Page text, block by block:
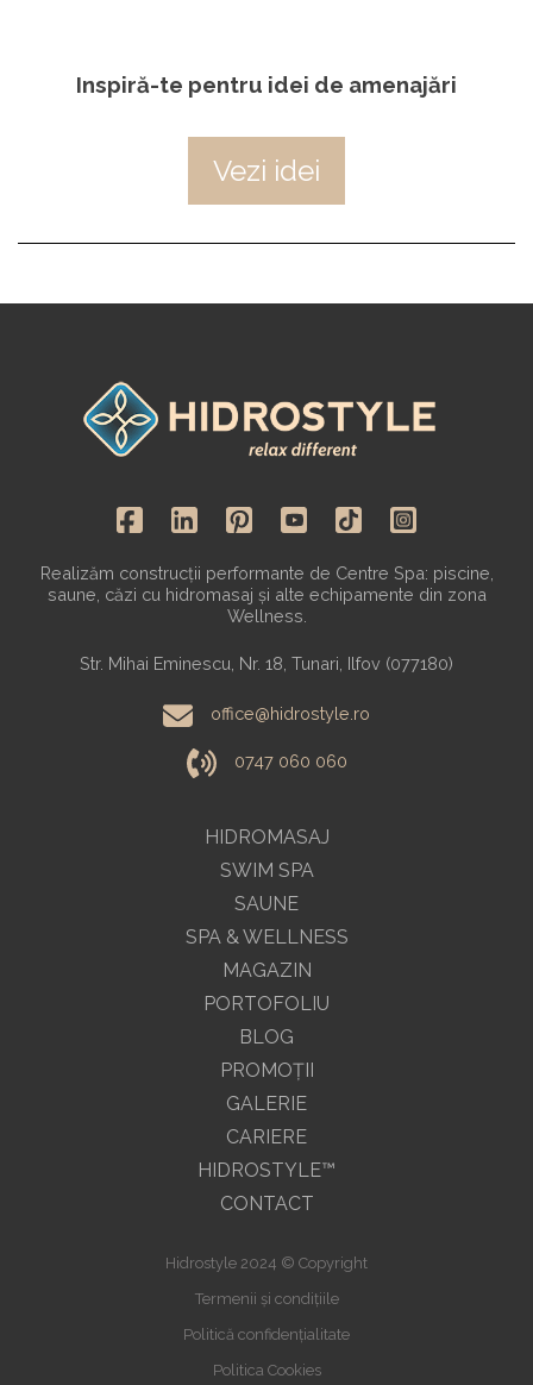
Inspiră-te pentru idei de amenajări
Vezi idei
HIDROMASAJ
SWIM SPA
SAUNE
SPA & WELLNESS
MAGAZIN
Realizăm construcții performante de Centre Spa: piscine,
saune, căzi cu hidromasaj și alte echipamente din zona
Wellness.
Str. Mihai Eminescu, Nr. 18, Tunari, Ilfov (077180)
office@hidrostyle.ro
0747 060 060
PORTOFOLIU
BLOG
PROMOŢII
GALERIE
CARIERE
HIDROSTYLE™
CONTACT
Hidrostyle 2024 © Copyright
Termenii și condițiile
Politică confidențialitate
Politica Cookies